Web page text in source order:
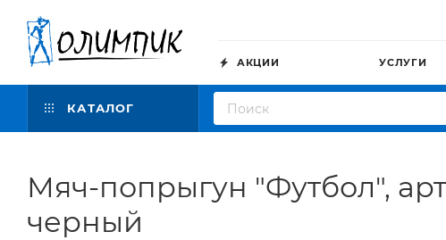
АКЦИИ УСЛУГИ
КАТАЛОГ
Мяч-попрыгун "Футбол",
черный